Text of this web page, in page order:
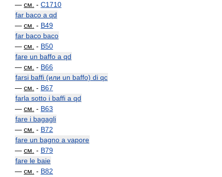
— см. - C1710
far baco a qd
— см. - B49
far baco baco
— см. - B50
fare un baffo a qd
— см. - B66
farsi baffi (или un baffo) di qc
— см. - B67
farla sotto i baffi a qd
— см. - B63
fare i bagagli
— см. - B72
fare un bagno a vapore
— см. - B79
fare le baie
— см. - B82